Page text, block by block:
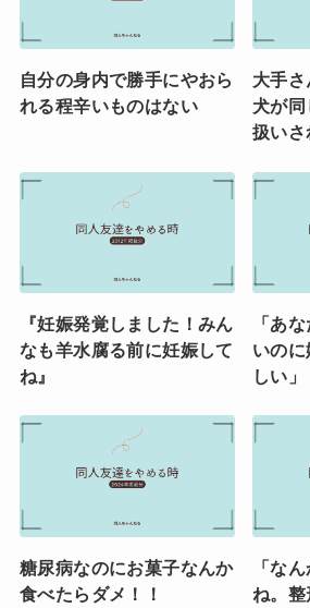
自分の身内で勝手にやおら
れる程辛いものはない
大手
犬が
扱いさ
『妊娠発覚しました！みん
なも羊水腐る前に妊娠して
ね』
「あ
いの
しい」
糖尿病なのにお菓子なんか
食べたらダメ！！
「な
ね。